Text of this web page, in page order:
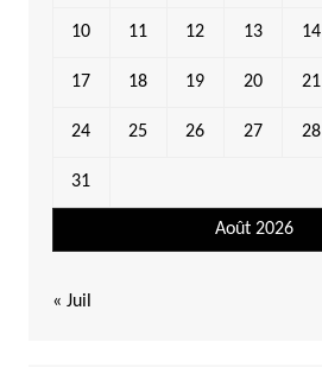
Août 2026
10 11 12 13 14
17 18 19 20 21
24 25 26 27 28
31
« Juil